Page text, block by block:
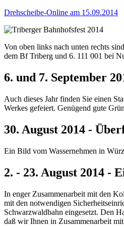
Drehscheibe-Online am 15.09.2014
Von oben links nach unten rechts
dem Bf Triberg und 6. 111 001 bei
6. und 7. September
Auch dieses Jahr finden Sie einen
Werkes gefeiert. Genügend gute
30. August 2014 -
Ein Bild vom Wassernehmen in
2. - 23. August 2014 -
In enger Zusammenarbeit mit den
mit den notwendigen
Schwarzwaldbahn eingesetzt. Den
daß wir Ihnen in Zusammenarbeit